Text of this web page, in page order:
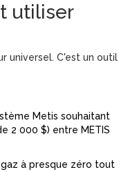
utiliser
universel. C'est un outil
Metis souhaitant
2 000 $) entre METIS
à presque zéro tout